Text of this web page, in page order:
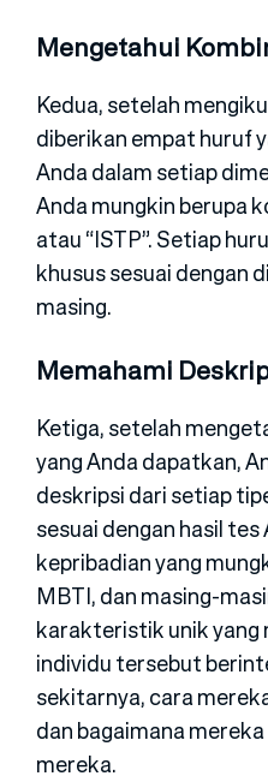
Mengetahui
Kedua, setelah
diberikan empat huruf
Anda dalam setiap
Anda mungkin berupa
atau “ISTP”. Setiap
khusus sesuai dengan
masing.
Memahami
Ketiga, setelah
yang Anda dapatkan,
deskripsi dari setiap
sesuai dengan hasil tes
kepribadian yang
MBTI, dan masing-
karakteristik unik yang
individu tersebut
sekitarnya, cara
dan bagaimana
mereka.